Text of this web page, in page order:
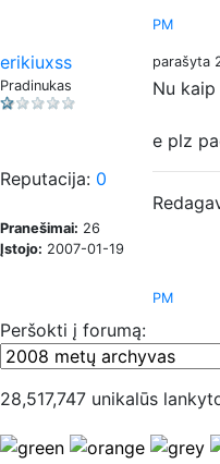
PM
erikiuxss
parašyta
Pradinukas
Reputacija: 0
Pranešimai: 26
Įstojo: 2007-01-19
Nu
e plz
PM
Peršokti į forumą:
28,517,747 unikalūs